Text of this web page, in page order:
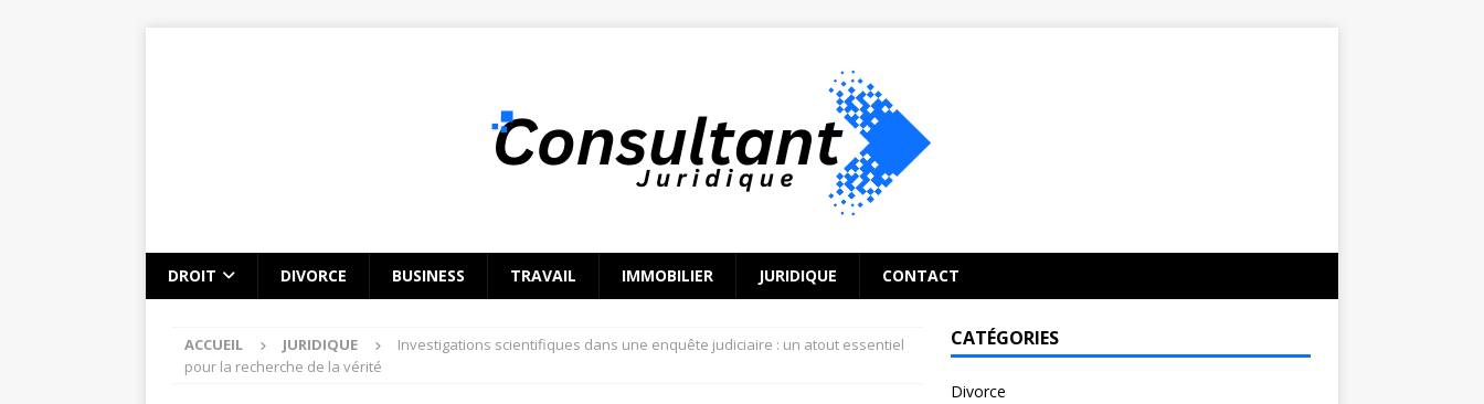
DROIT DIVORCE BUSINESS TRAVAIL IMMOBILIER JURIDIQUE CONTACT
ACCUEIL JURIDIQUE
Investigations scientifiques dans une enquête judiciaire : un atout essentiel
pour la recherche de la vérité
CATÉGORIES
Divorce